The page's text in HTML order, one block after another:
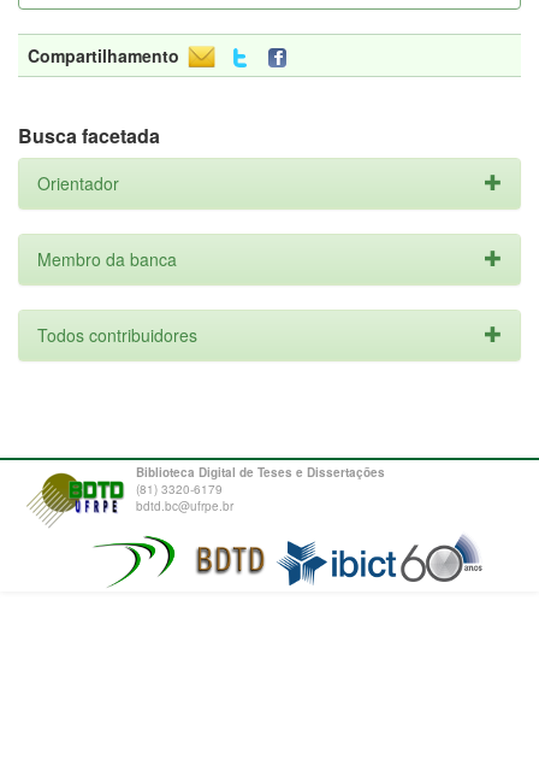
Compartilhamento
Busca facetada
Orientador
Membro da banca
Todos contribuidores
Biblioteca Digital de Teses e Dissertações
(81) 3320-6179
bdtd.bc@ufrpe.br